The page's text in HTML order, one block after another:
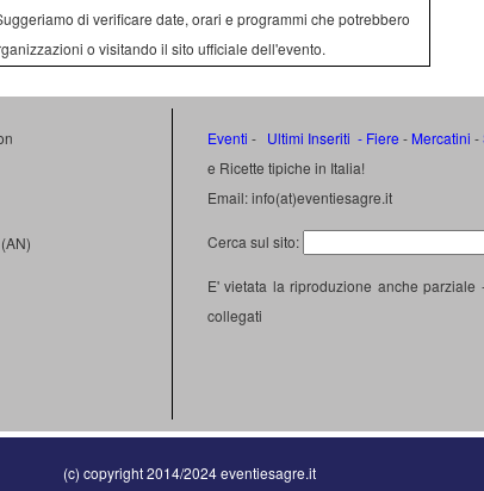
di verificare date, orari e programmi che potrebbero
o visitando il sito ufficiale dell'evento.
Eventi - Ultimi Inseriti - Fiere - Mercatini -
e Ricette tipiche in Italia!
Email: info(at)eventiesagre.it
Cerca sul sito:
E' vietata la riproduzione anche
collegati
(c) copyright 2014/2024 eventiesagre.it